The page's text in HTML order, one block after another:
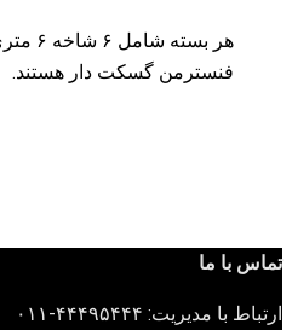
هر
فنسترمن گسکت دار هستند.
تماس با ما
ارتباط با مدیریت: ۴۴۴۹۵۴۴۴-۰۱۱